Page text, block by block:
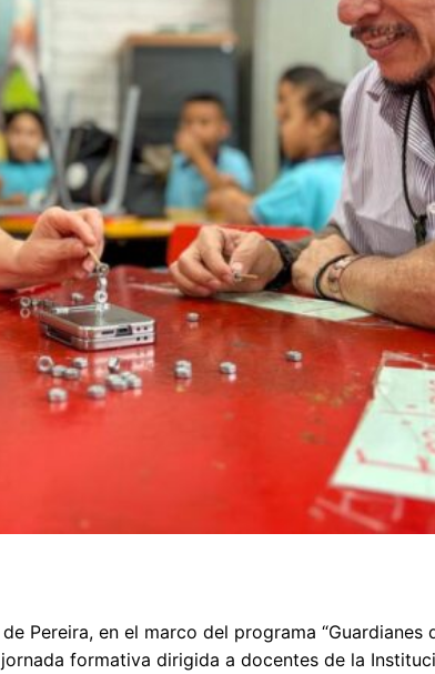
Pereira, en el marco del programa “Guardianes
formativa dirigida a docentes de la